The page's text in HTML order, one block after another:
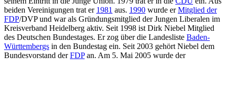
beiden Vereinigungen trat er 1981 aus. 1990 wurde erMitglied der
FDP/DVP und war als Gründungsmitglied der Jungen Liberalen im
Kreisverband Heidelberg aktiv. Seit 1998 ist Dirk Niebel Mitglied
des Deutschen Bundestages. Er zog über die Landesliste Baden-
Württembergs in den Bundestag ein. Seit 2003 gehört Niebel dem
Bundesvorstand derFDPan. Am 5. Mai 2005 wurde der